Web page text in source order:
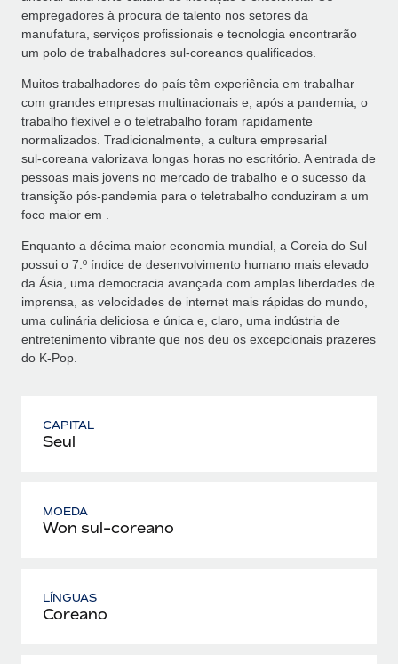
empregadores à procura de talento nos setores da
manufatura, serviços profissionais e tecnologia encontrarão
um polo de trabalhadores sul‑coreanos qualificados.
Muitos trabalhadores do país têm experiência em trabalhar
com grandes empresas multinacionais e, após a pandemia, o
trabalho flexível e o teletrabalho foram rapidamente
normalizados. Tradicionalmente, a cultura empresarial
sul‑coreana valorizava longas horas no escritório. A entrada de
pessoas mais jovens no mercado de trabalho e o sucesso da
transição pós‑pandemia para o teletrabalho conduziram a um
foco maior em .
Enquanto a décima maior economia mundial, a Coreia do Sul
possui o 7.º índice de desenvolvimento humano mais elevado
da Ásia, uma democracia avançada com amplas liberdades de
imprensa, as velocidades de internet mais rápidas do mundo,
uma culinária deliciosa e única e, claro, uma indústria de
entretenimento vibrante que nos deu os excepcionais prazeres
do K‑Pop.
CAPITAL
Seul
MOEDA
Won sul-coreano
LÍNGUAS
Coreano